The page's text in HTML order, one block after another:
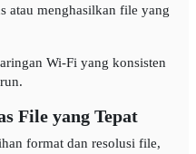
atau menghasilkan file yang
Wi-Fi yang konsisten
File yang Tepat
format dan resolusi file,